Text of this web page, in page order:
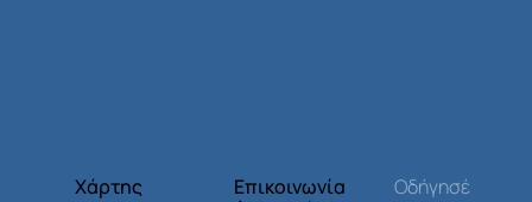
Χάρτης
Επικοινωνία
Οδήγησέ